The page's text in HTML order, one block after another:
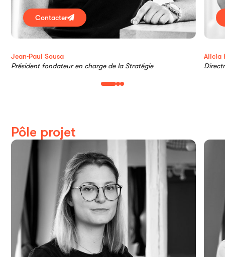
Contacter
Jean-Paul Sousa
Président fondateur en charge de la Stratégie
Alicia
Pôle projet